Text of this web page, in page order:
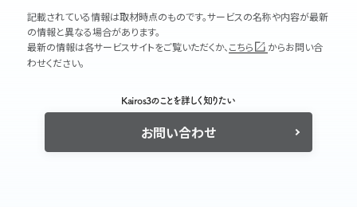
記載されている情報は取材時点のものです。サービスの名称や内容が最新
の情報と異なる場合があります。
最新の情報は各サービスサイトをご覧いただくか、 こちら
からお問い合
わせください。
Kairos3のことを詳しく知りたい
お問い合わせ